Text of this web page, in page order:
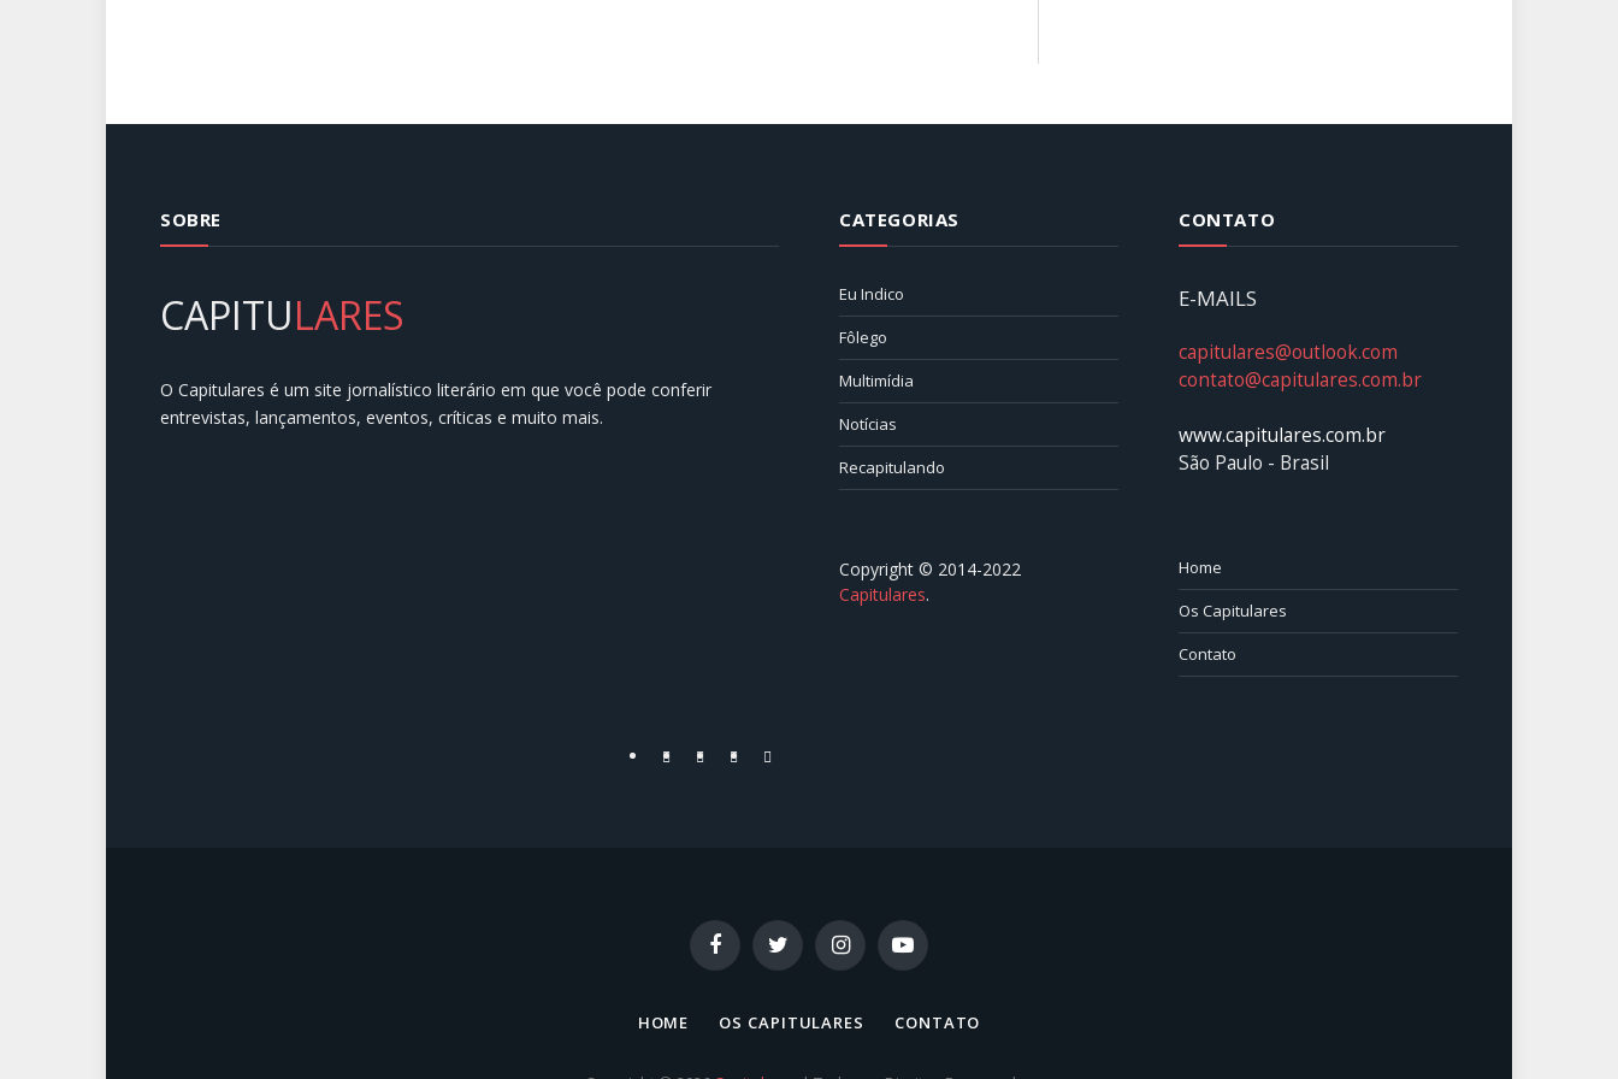
SOBRE
CAPITULARES
O Capitulares é um site jornalístico literário em que você pode conferir
entrevistas, lançamentos, eventos, críticas e muito mais.
CATEGORIAS
Eu Indico
Fôlego
Multimídia
Notícias
Recapitulando
CONTATO
E-MAILS
capitulares@outlook.com
contato@capitulares.com.br
www.capitulares.com.br
São Paulo - Brasil
Copyright © 2014-2022
Capitulares.⠀⠀⠀⠀⠀⠀⠀⠀⠀⠀⠀⠀⠀⠀⠀
Home
Os Capitulares
Contato
FacebookTwitterYouTubeInstagram
FacebookTwitter InstagramYouTube
HOME OS CAPITULARES CONTATO